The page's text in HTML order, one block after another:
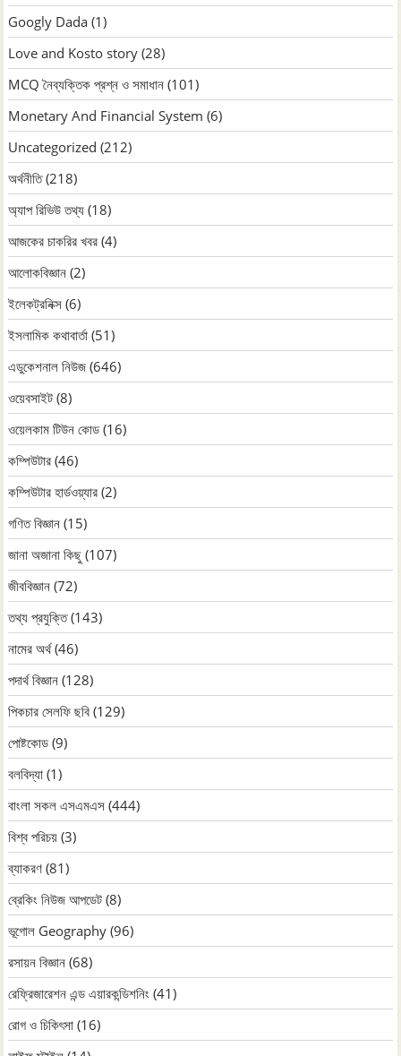
Googly Dada (1)
Love and Kosto story (28)
MCQ নৈব্যক্তিক প্রশ্ন ও সমাধান (101)
Monetary And Financial System (6)
Uncategorized (212)
অর্থনীতি(218)
অ্যাপ রিভিউ তথ্য (18)
আজকের চাকরির খবর (4)
আলোকবিজ্ঞান (2)
ইলেকট্রনিক্স (6)
ইসলামিক কথাবার্তা (51)
এডুকেশনাল নিউজ (646)
ওয়েবসাইট (8)
ওয়েলকাম টিউন কোড (16)
কম্পিউটার (46)
কম্পিউটার হার্ডওয়্যার (2)
গণিত বিজ্ঞান (15)
জানা অজানা কিছু (107)
জীববিজ্ঞান (72)
তথ্য প্রযুক্তি(143)
নামের অর্থ(46)
পদার্থ বিজ্ঞান (128)
পিকচার সেলফি ছবি (129)
পোষ্টকোড (9)
বলবিদ্যা (1)
বাংলা সকল এসএমএস (444)
বিশ্ব পরিচয় (3)
ব্যাকরণ (81)
ব্রেকিং নিউজ আপডেট (8)
ভূগোল Geography (96)
রসায়ন বিজ্ঞান (68)
রেফ্রিজারেশন এন্ড এয়ারকন্ডিশনিং (41)
রোগ ও চিকিৎসা (16)